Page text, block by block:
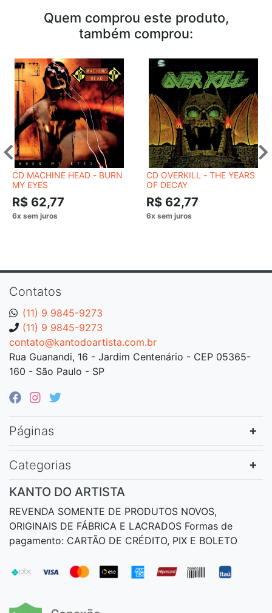
Quem comprou este produto,
também comprou:
CD MACHINE HEAD - BURN
MY EYES
R$ 62,77
CD OVERKILL - THE YEARS
OF DECAY
R$ 62,77
Contatos
(11) 9 9845-9273
(11) 9 9845-9273
contato@kantodoartista.com.br
Rua Guanandi, 16 - Jardim Centenário - CEP 05365-
160 - São Paulo - SP
Páginas
Categorias
KANTO DO ARTISTA
REVENDA SOMENTE DE PRODUTOS NOVOS,
ORIGINAIS DE FÁBRICA E LACRADOS Formas de
pagamento: CARTÃO DE CRÉDITO, PIX E BOLETO